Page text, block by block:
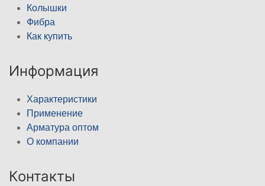
Колышки
Фибра
Как купить
Информация
Характеристики
Применение
Арматура оптом
О компании
Контакты